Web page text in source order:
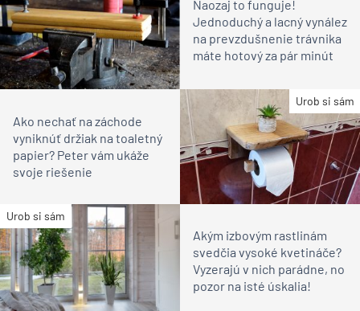
Naozaj to funguje!
Jednoduchý a lacný vynález
na prevzdušnenie trávnika
máte hotový za pár minút
Urob si sám
Ako nechať na záchode
vyniknúť držiak na toaletný
papier? Peter vám ukáže
svoje riešenie
Urob si sám
Akým izbovým rastlinám
svedčia vysoké kvetináče?
Vyzerajú v nich parádne, no
pozor na isté úskalia!